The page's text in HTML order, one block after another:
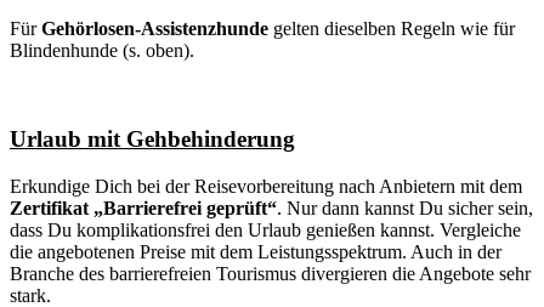
FürGehörlosen-Assistenzhunde gelten dieselben Regeln wie für
Blindenhunde (s. oben).
Urlaub mit Gehbehinderung
Erkundige Dich bei der Reisevorbereitung nach Anbietern mit dem
Zertifikat „Barrierefrei geprüft“. Nur dann kannst Du sicher sein,
dass Du komplikationsfrei den Urlaub genießen kannst. Vergleiche
die angebotenen Preise mit dem Leistungsspektrum. Auch in der
Branche des barrierefreien Tourismus divergieren die Angebote sehr
stark.